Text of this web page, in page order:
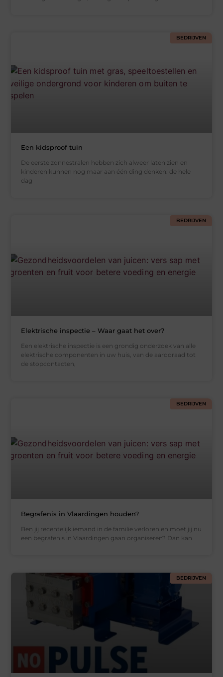
BEDRIJVEN
Een kidsproof tuin
De eerste zonnestralen hebben zich alweer laten zien en
kinderen kunnen nog maar aan één ding denken: de hele
dag
BEDRIJVEN
Elektrische inspectie – Waar gaat het over?
Een elektrische inspectie is een grondig onderzoek van alle
elektrische componenten in uw huis, van de aarddraad tot
de stopcontacten,
BEDRIJVEN
Begrafenis in Vlaardingen houden?
Ben jij recentelijk iemand in de familie verloren en moet jij nu
een begrafenis in Vlaardingen gaan organiseren? Dan kan
BEDRIJVEN